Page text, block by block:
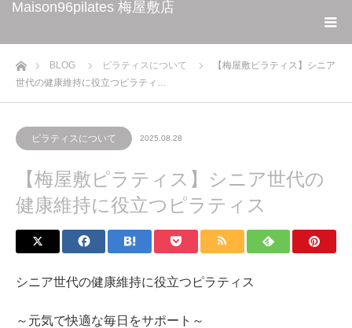
Maison96pilates 梅屋敷店
ホームBLOG ピラティスについて
【梅屋敷ピラティス】シニア
世代の健康維持に役立つピラティ…
ピラティスについて 2025.08.28
【梅屋敷ピラティス】シニア世代の
健康維持に役立つピラティス
シニア世代の健康維持に役立つピラティス
～元気で快適な毎日をサポート～